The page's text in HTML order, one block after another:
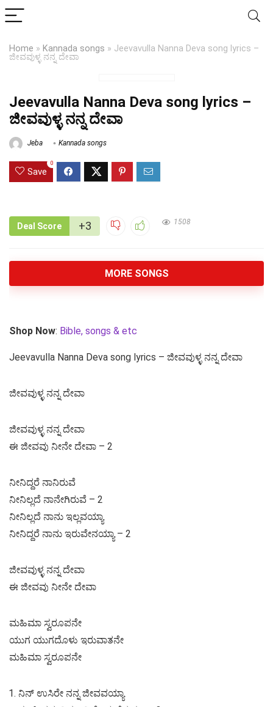
Home » Kannada songs » Jeevavulla Nanna Deva song lyrics –
ಜೀವವುಳ್ಳ ನನ್ನ ದೇವಾ
Jeevavulla Nanna Deva song lyrics –
ಜೀವವುಳ್ಳ ನನ್ನ ದೇವಾ
Jeba Kannada songs
Save
0
Deal Score +3 1508
MORE SONGS
Shop Now: Bible, songs & etc
Jeevavulla Nanna Deva song lyrics – ಜೀವವುಳ್ಳ ನನ್ನ ದೇವಾ
ಜೀವವುಳ್ಳ ನನ್ನ ದೇವಾ
ಜೀವವುಳ್ಳ ನನ್ನ ದೇವಾ
ಈ ಜೀವವು ನೀನೇ ದೇವಾ – 2
ನೀನಿದ್ದರೆ ನಾನಿರುವೆ
ನೀನಿಲ್ಲದೆ ನಾನೇಗಿರುವೆ – 2
ನೀನಿಲ್ಲದೆ ನಾನು ಇಲ್ಲವಯ್ಯಾ
ನೀನಿದ್ದರೆ ನಾನು ಇರುವೇನಯ್ಯಾ – 2
ಜೀವವುಳ್ಳ ನನ್ನ ದೇವಾ
ಈ ಜೀವವು ನೀನೇ ದೇವಾ
ಮಹಿಮಾ ಸ್ವರೂಪನೇ
ಯುಗ ಯುಗದೊಳು ಇರುವಾತನೇ
ಮಹಿಮಾ ಸ್ವರೂಪನೇ
ನಿನ್ ಉಸಿರೇ ನನ್ನ ಜೀವವಯ್ಯಾ